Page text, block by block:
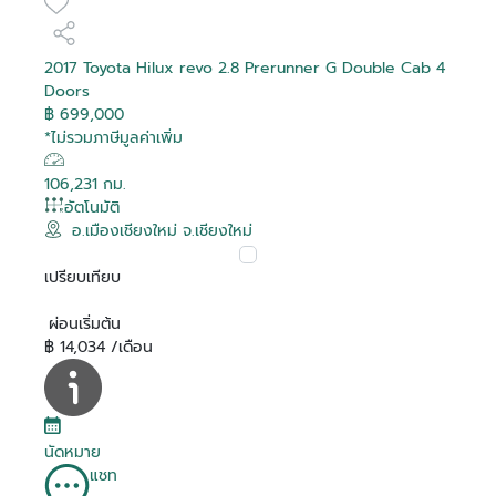
2017 Toyota Hilux revo 2.8 Prerunner G Double Cab 4
Doors
฿ 699,000
*ไม่รวมภาษีมูลค่าเพิ่ม
106,231 กม.
อัตโนมัติ
อ.เมืองเชียงใหม่ จ.เชียงใหม่
เปรียบเทียบ
ผ่อนเริ่มต้น
฿ 14,034 /เดือน
นัดหมาย
แชท